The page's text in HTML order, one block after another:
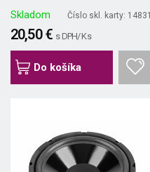
Skladom Číslo skl. karty: 14831
20,50 € s DPH/ Ks
Do košíka